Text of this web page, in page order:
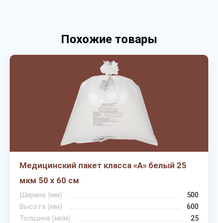
Похожие товары
Медицинский пакет класса «А» белый 25
мкм 50 х 60 см
Ширина (мм)
500
Высота (мм)
600
Толщина (мкм)
25